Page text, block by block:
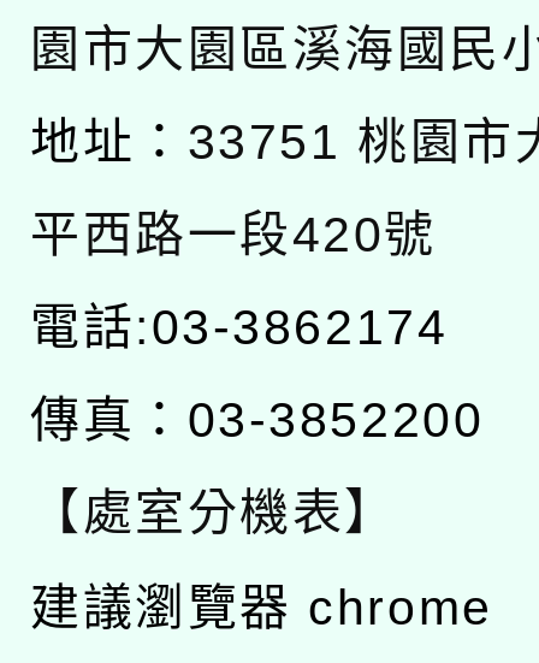
園市大園區溪海國民
地址： 33751 桃園市
平西路一段420號
電話:03-3862174
傳真：03-3852200
【處室分機表】
建議瀏覽器 chrome